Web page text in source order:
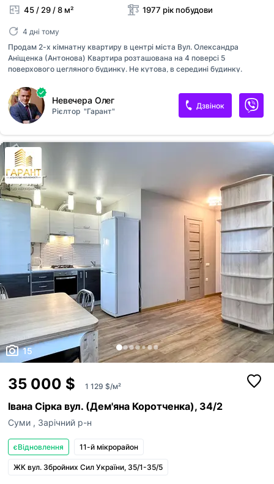
45 / 29 / 8 м²
1977 рік побудови
4 дні тому
Продам 2-х кімнатну квартиру в центрі міста Вул. Олександра
Аніщенка (Антонова) Квартира розташована на 4 поверсі 5
поверхового цегляного будинку. Не кутова, в середині будинку.
квартирі житловий стан. Встановлені нові металопластикові вікна
Встановлено нову газ. колонку. Лічильники світло/газ/вода.
Встановлено загальнобудинковий лічильник на тепло. При продажу
залишаються всі меблі та техніка. Є власний підвал. Квартира
продається через агентство нерухомості. Перегляди безкоштовно та
в будь-який зручний для вас час. Вартість квартири 24000$.
Пропонуйте. Телефонуйте.
Невечера Олег
Рієлтор "Гарант"
Дзвінок
15
35 000 $ 1 129 $/м²
Івана Сірка вул. (Дем'яна Коротченка), 34/2
Суми , Зарічний р-н
єВідновлення 11-й мікрорайон
ЖК вул. Збройних Сил України, 35/1-35/5